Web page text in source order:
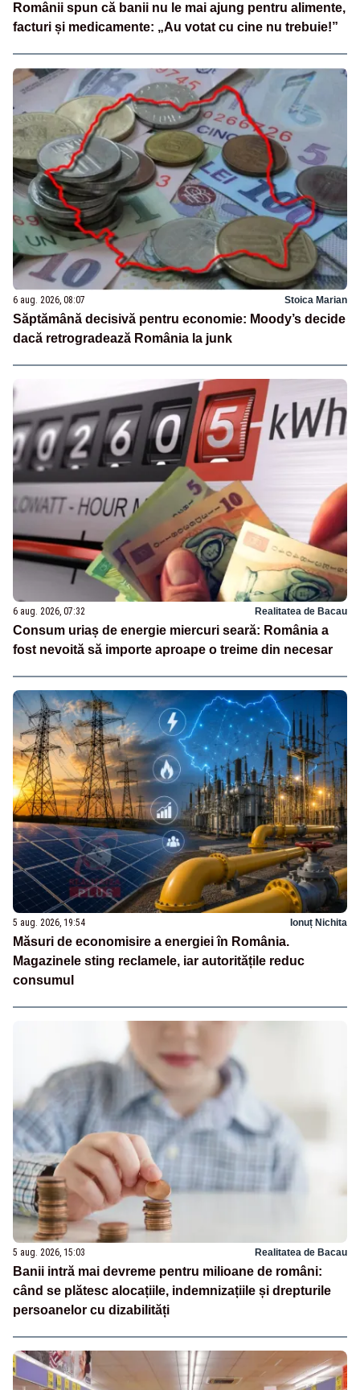
Românii spun că banii nu le mai ajung pentru alimente,
facturi și medicamente: „Au votat cu cine nu trebuie!”
6 aug. 2026, 08:07 Stoica Marian
Săptămână decisivă pentru economie: Moody’s decide
dacă retrogradează România la junk
6 aug. 2026, 07:32 Realitatea de Bacau
Consum uriaș de energie miercuri seară: România a
fost nevoită să importe aproape o treime din necesar
5 aug. 2026, 19:54 Ionuț Nichita
Măsuri de economisire a energiei în România.
Magazinele sting reclamele, iar autoritățile reduc
consumul
5 aug. 2026, 15:03 Realitatea de Bacau
Banii intră mai devreme pentru milioane de români:
când se plătesc alocațiile, indemnizațiile și drepturile
persoanelor cu dizabilități